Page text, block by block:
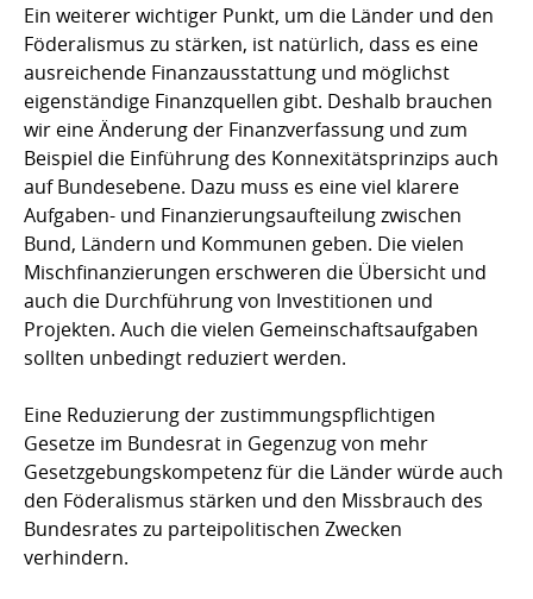
Ein weiterer wichtiger Punkt, um die Länder und den
Föderalismus zu stärken, ist natürlich, dass es eine
ausreichende Finanzausstattung und möglichst
eigenständige Finanzquellen gibt. Deshalb brauchen
wir eine Änderung der Finanzverfassung und zum
Beispiel die Einführung des Konnexitätsprinzips auch
auf Bundesebene. Dazu muss es eine viel klarere
Aufgaben- und Finanzierungsaufteilung zwischen
Bund, Ländern und Kommunen geben. Die vielen
Mischfinanzierungen erschweren die Übersicht und
auch die Durchführung von Investitionen und
Projekten. Auch die vielen Gemeinschaftsaufgaben
sollten unbedingt reduziert werden.
Eine Reduzierung der zustimmungspflichtigen
Gesetze im Bundesrat in Gegenzug von mehr
Gesetzgebungskompetenz für die Länder würde auch
den Föderalismus stärken und den Missbrauch des
Bundesrates zu parteipolitischen Zwecken
verhindern.